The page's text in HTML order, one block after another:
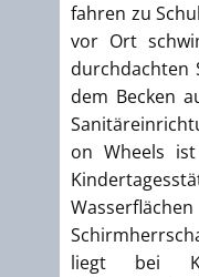
fahren zu
vor Ort
durchdachten
dem Becken
on Wheels
liegt bei